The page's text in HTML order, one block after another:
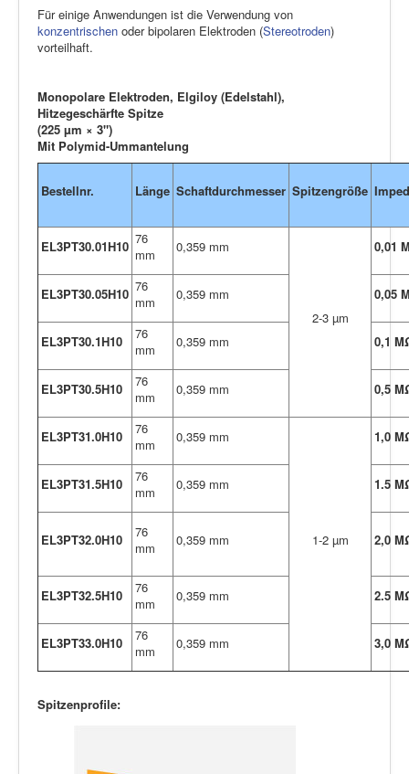
Für einige Anwendungen ist die Verwendung von
konzentrischen oder bipolaren Elektroden (Stereotroden)
vorteilhaft.
Monopolare Elektroden, Elgiloy (Edelstahl),
Hitzegeschärfte Spitze
(225 µm × 3")
Mit Polymid-Ummantelung
Bestellnr. Länge Schaftdurchmesser Spitzengröße
EL3PT30.01H10 76
mm
0,359 mm
2-3 µm
0,01
EL3PT30.05H10 76
mm
0,359 mm 0,05
EL3PT30.1H10
76
mm
0,359 mm 0,1
EL3PT30.5H10
76
mm
0,359 mm 0,5
EL3PT31.0H10
76
mm
0,359 mm
1-2 µm
1,0
EL3PT31.5H10
76
mm
0,359 mm 1.5
EL3PT32.0H10
76
mm
0,359 mm 2,0
EL3PT32.5H10
76
mm
0,359 mm 2.5
EL3PT33.0H10
76
mm
0,359 mm 3,0
Spitzenprofile: